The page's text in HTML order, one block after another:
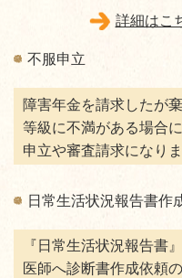
詳細はこ
不服申立
障害年金を請求したが
等級に不満がある場合
申立や審査請求になりま
日常生活状況報告書作
『日常生活状況報告書
医師へ診断書作成依頼